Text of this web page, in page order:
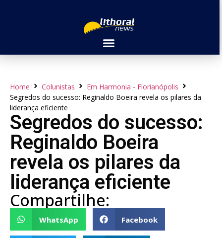
Home Colunistas
Em Harmonia - Florianópolis
Segredos do sucesso: Reginaldo Boeira revela os pilares da
liderança eficiente
Segredos do sucesso:
Reginaldo Boeira
revela os pilares da
liderança eficiente
Compartilhe:
WhatsApp Facebook